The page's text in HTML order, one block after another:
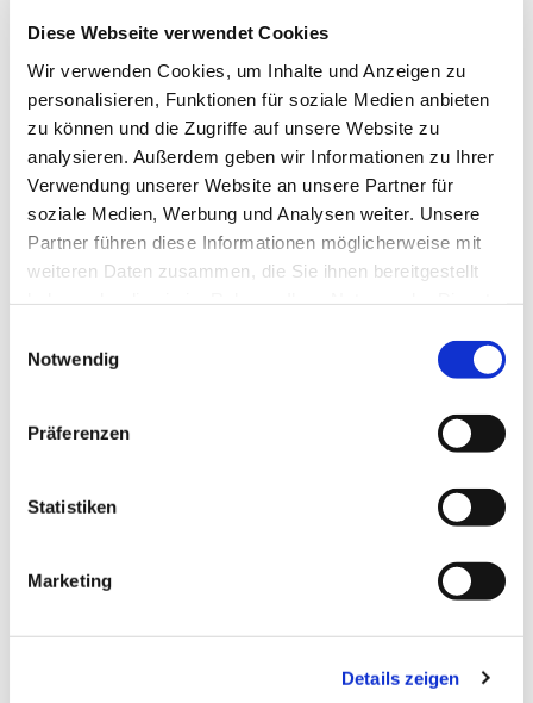
Diese Webseite verwendet Cookies
Wir verwenden Cookies, um Inhalte und Anzeigen zu
personalisieren, Funktionen für soziale Medien anbieten
zu können und die Zugriffe auf unsere Website zu
analysieren. Außerdem geben wir Informationen zu Ihrer
Verwendung unserer Website an unsere Partner für
soziale Medien, Werbung und Analysen weiter. Unsere
Partner führen diese Informationen möglicherweise mit
weiteren Daten zusammen, die Sie ihnen bereitgestellt
Notwendig
Präferenzen
Statistiken
Marketing
Details zeigen
Dies könnte Sie auch interessieren